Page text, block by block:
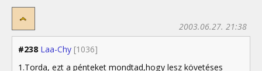
#238 Laa-Chy [1036]
2003.06.27. 21:38
1.Torda, ezt a pénteket mondtad,hogy lesz követéses